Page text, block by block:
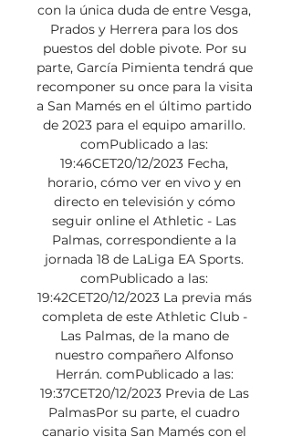
con la única duda de entre Vesga,
Prados y Herrera para los dos
puestos del doble pivote. Por su
parte, García Pimienta tendrá que
recomponer su once para la visita
a San Mamés en el último partido
de 2023 para el equipo amarillo.
comPublicado a las:
19:46CET20/12/2023 Fecha,
horario, cómo ver en vivo y en
directo en televisión y cómo
seguir online el Athletic - Las
Palmas, correspondiente a la
jornada 18 de LaLiga EA Sports.
comPublicado a las:
19:42CET20/12/2023 La previa más
completa de este Athletic Club -
Las Palmas, de la mano de
nuestro compañero Alfonso
Herrán. comPublicado a las:
19:37CET20/12/2023 Previa de Las
PalmasPor su parte, el cuadro
canario visita San Mamés con el